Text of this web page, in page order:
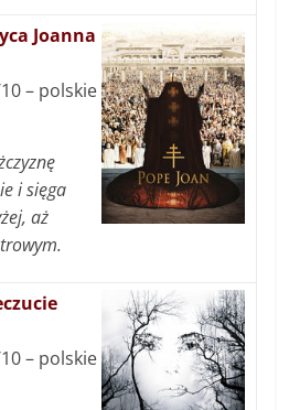
Joanna
– polskie
i sięga
aż
– polskie